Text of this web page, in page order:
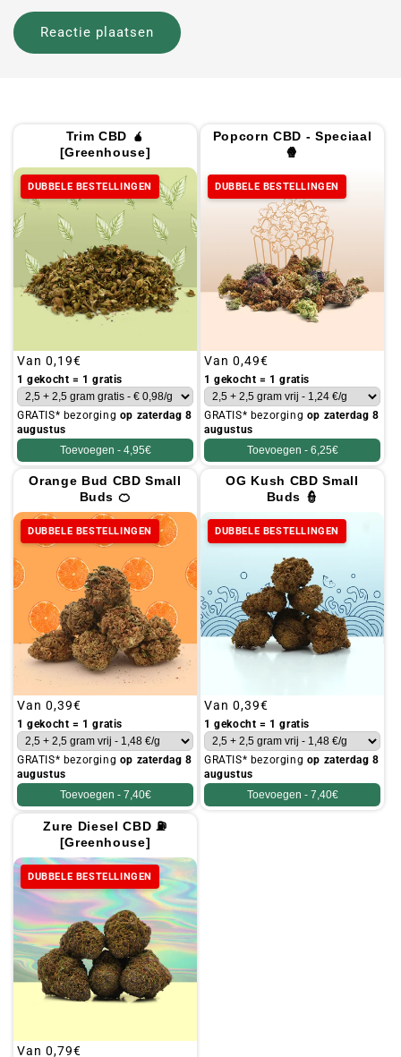
Trim CBD 🧉
[Greenhouse]
DUBBELE BESTELLINGEN
Gebruikelijke
prijs
Van 0,19€
1 gekocht = 1 gratis
GRATIS* bezorging op zaterdag 8
augustus
Toevoegen - 4,95€
Popcorn CBD - Speciaal
🍿
DUBBELE BESTELLINGEN
Gebruikelijke
prijs
Van 0,49€
1 gekocht = 1 gratis
GRATIS* bezorging op zaterdag 8
augustus
Toevoegen - 6,25€
Orange Bud CBD Small
Buds 🍊
DUBBELE BESTELLINGEN
Gebruikelijke
prijs
Van 0,39€
1 gekocht = 1 gratis
GRATIS* bezorging op zaterdag 8
augustus
Toevoegen - 7,40€
OG Kush CBD Small
Buds 👮
DUBBELE BESTELLINGEN
Gebruikelijke
prijs
Van 0,39€
1 gekocht = 1 gratis
GRATIS* bezorging op zaterdag 8
augustus
Toevoegen - 7,40€
Zure Diesel CBD ⛽
[Greenhouse]
DUBBELE BESTELLINGEN
Gebruikelijke
Van 0,79€